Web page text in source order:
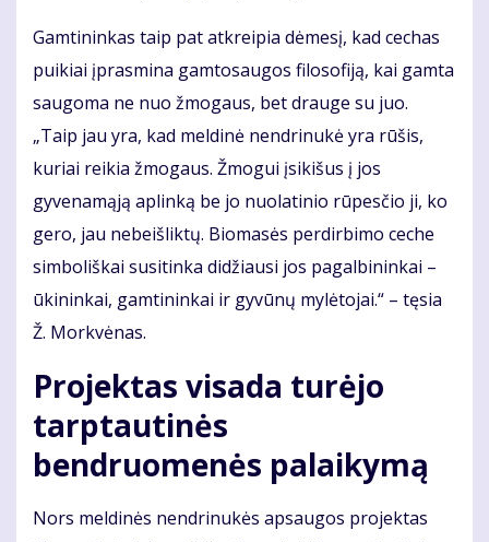
Gamtininkas taip pat atkreipia dėmesį, kad cechas
puikiai įprasmina gamtosaugos filosofiją, kai gamta
saugoma ne nuo žmogaus, bet drauge su juo.
„Taip jau yra, kad meldinė nendrinukė yra rūšis,
kuriai reikia žmogaus. Žmogui įsikišus į jos
gyvenamąją aplinką be jo nuolatinio rūpesčio ji, ko
gero, jau nebeišliktų. Biomasės perdirbimo ceche
simboliškai susitinka didžiausi jos pagalbininkai –
ūkininkai, gamtininkai ir gyvūnų mylėtojai.“ – tęsia
Ž. Morkvėnas.
Projektas visada turėjo
tarptautinės
bendruomenės palaikymą
Nors meldinės nendrinukės apsaugos projektas